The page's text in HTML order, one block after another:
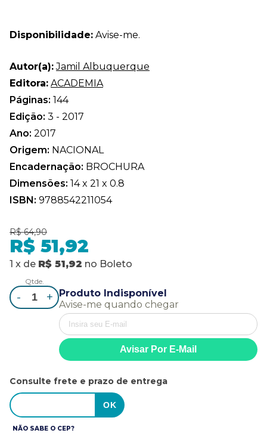
Disponibilidade: Avise-me.
Autor(a): Jamil Albuquerque
Editora: ACADEMIA
Páginas: 144
Edição: 3 - 2017
Ano: 2017
Origem: NACIONAL
Encadernação: BROCHURA
Dimensões: 14 x 21 x 0.8
ISBN: 9788542211054
R$ 64,90
R$ 51,92
1 x de R$ 51,92 no Boleto
Qtde.
- +
Produto Indisponível
Avise-me quando chegar
Consulte frete e prazo de entrega
NÃO SABE O CEP?